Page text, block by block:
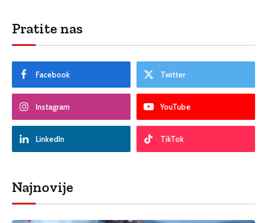
Pratite nas
Facebook Twitter
Instagram YouTube
LinkedIn TikTok
Najnovije